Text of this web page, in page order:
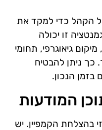
הקהל כדי למקד את
זו יכולה
גיאוגרפי, תחומי
כך ניתן להבטיח
בזמן הנכון.
המודעות
בהצלחת הקמפיין. יש